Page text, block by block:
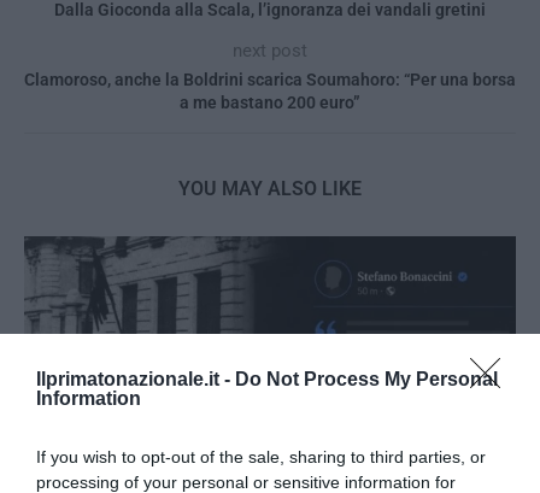
Ilprimatonazionale.it - Do Not Process My Personal
Information
If you wish to opt-out of the sale, sharing to third parties, or
processing of your personal or sensitive information for
Dalla Gioconda alla Scala, l’ignoranza dei vandali gretini
next post
Clamoroso, anche la Boldrini scarica Soumahoro: “Per una borsa
a me bastano 200 euro”
YOU MAY ALSO LIKE